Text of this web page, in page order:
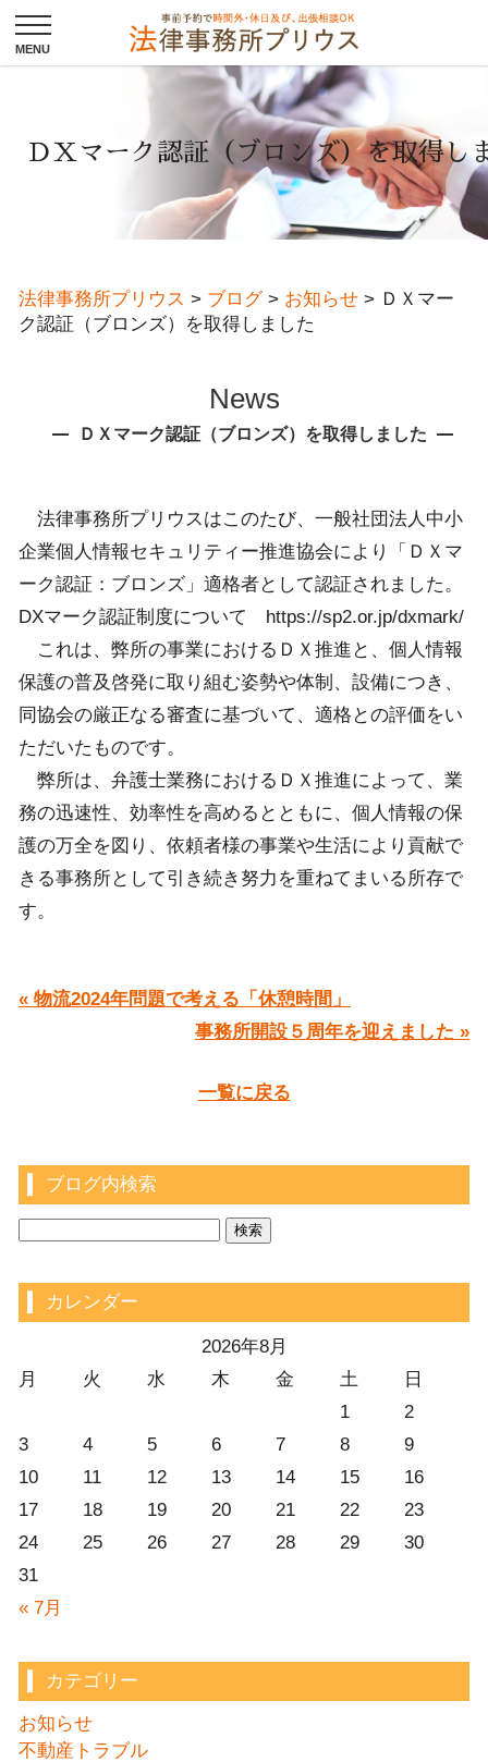
ＤＸマーク認証（ブロンズ）を取得し
法律事務所プリウス > ブログ> お知らせ > ＤＸマー
ク認証（ブロンズ）を取得しました
News
ＤＸマーク認証（ブロンズ）を取得しました
法律事務所プリウスはこのたび、一般社団法人中小
企業個人情報セキュリティー推進協会により「ＤＸマ
ーク認証：ブロンズ」適格者として認証されました。
DXマーク認証制度について https://sp2.or.jp/dxmark/
これは、弊所の事業におけるＤＸ推進と、個人情報
保護の普及啓発に取り組む姿勢や体制、設備につき、
同協会の厳正なる審査に基づいて、適格との評価をい
ただいたものです。
弊所は、弁護士業務におけるＤＸ推進によって、業
務の迅速性、効率性を高めるとともに、個人情報の保
護の万全を図り、依頼者様の事業や生活により貢献で
きる事務所として引き続き努力を重ねてまいる所存で
す。
« 物流2024年問題で考える「休憩時間」
事務所開設５周年を迎えました »
一覧に戻る
ブログ内検索
カレンダー
2026年8月
月
火 水 木 金 土 日
« 7月
1
2
3
4 5 6 7 8
9
10
11 12 13 14 15
16
17
18 19 20 21 22
23
24
25 26 27 28 29
30
31
カテゴリー
お知らせ
不動産トラブル